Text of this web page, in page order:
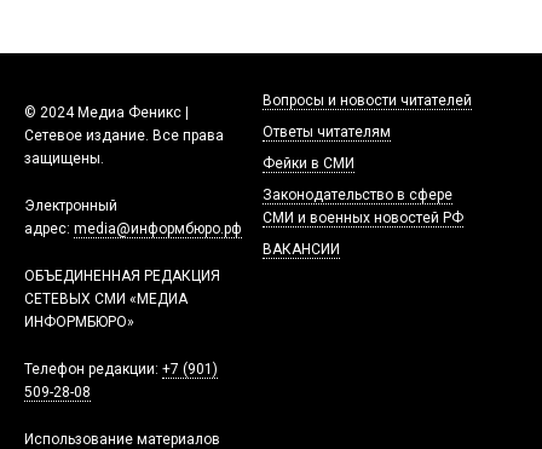
© 2024 Медиа Феникс |
Сетевое издание. Все права
защищены.
Электронный
адрес: media@информбюро.рф
ОБЪЕДИНЕННАЯ РЕДАКЦИЯ
СЕТЕВЫХ СМИ «МЕДИА
ИНФОРМБЮРО»
Телефон редакции: +7 (901)
509-28-08
Использование материалов
Вопросы и новости читателей
Ответы читателям
Фейки в СМИ
Законодательство в сфере
СМИ и военных новостей РФ
ВАКАНСИИ